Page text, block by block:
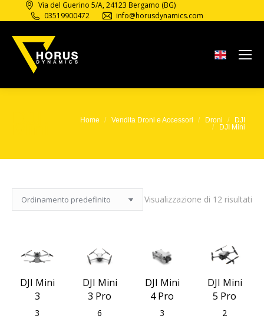
Via del Guerino 5/A, 24123 Bergamo (BG)
03519900472
info@horusdynamics.com
Tu sei qui:
Home Vendita Droni e Accessori Droni
DJI
DJI Mini
Visualizzazione di 12 risultati
DJI Mini
3
3
DJI Mini
3 Pro
6
DJI Mini
4 Pro
3
DJI Mini
5 Pro
2